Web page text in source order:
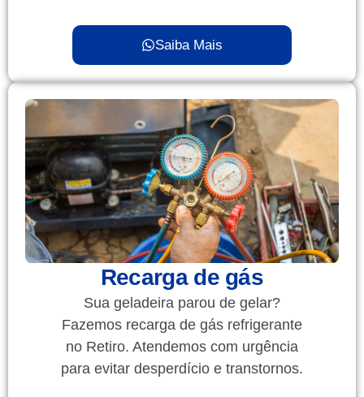
Saiba Mais
Recarga de gás
Sua geladeira parou de gelar?
Fazemos recarga de gás refrigerante
no Retiro. Atendemos com urgência
para evitar desperdício e transtornos.